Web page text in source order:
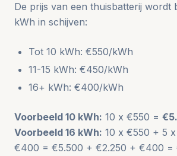
De prijs van een thuisbatterij wordt
kWh in schijven:
Tot 10 kWh: €550/kWh
11-15 kWh: €450/kWh
16+ kWh: €400/kWh
Voorbeeld 10 kWh: 10 x €550 =
Voorbeeld 16 kWh: 10 x €550 + 5
€400 = €5.500 + €2.250 + €400 =